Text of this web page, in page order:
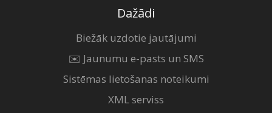
Dažādi
Biežāk uzdotie jautājumi
✉️ Jaunumu e-pasts un SMS
Sistēmas lietošanas noteikumi
XML serviss